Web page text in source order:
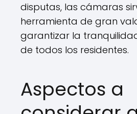
disputas, las cámaras
herramienta de gran
garantizar la
de todos los residentes.
Aspectos a